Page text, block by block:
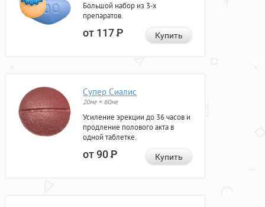
Большой набор из 3-х
препаратов.
от 117Р Купить
Супер Сиалис
20мг + 60мг
Усиление эрекции до 36 часов и
продление полового акта в
одной таблетке.
от 90Р Купить